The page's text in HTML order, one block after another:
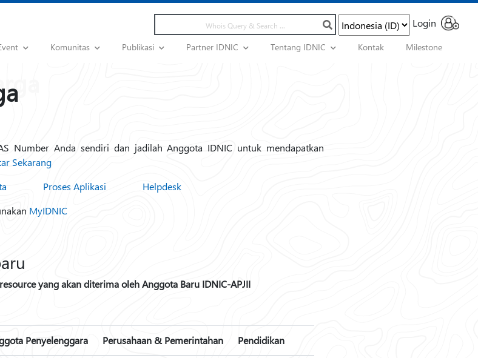
Login
Komunitas Publikasi Partner IDNIC Tentang IDNIC Kontak Milestone
Number Anda sendiri dan jadilah Anggota IDNIC untuk mendapatkan
Sekarang
Proses Aplikasi
Helpdesk
MyIDNIC
yang akan diterima oleh Anggota Baru IDNIC-APJII
Penyelenggara Perusahaan & Pemerintahan Pendidikan